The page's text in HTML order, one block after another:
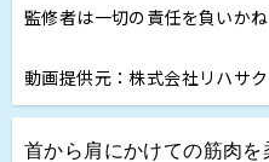
監修者は一切の責任を負いかね
動画提供元：株式会社リハサク
首から肩にかけての筋肉